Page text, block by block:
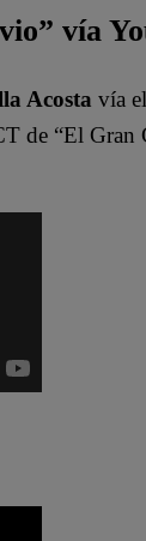
vía
Acosta vía el
de “El Gran